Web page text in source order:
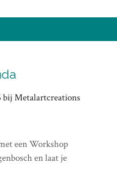
bij Metalartcreations
een Workshop
en laat je